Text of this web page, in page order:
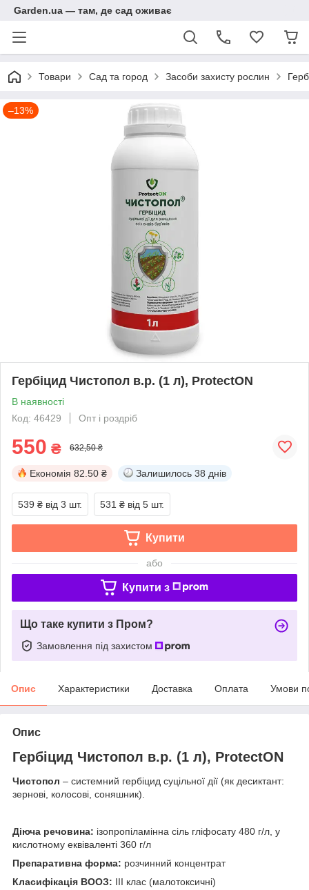
Garden.ua — там, де сад оживає
Товари Сад та город Засоби захисту рослин
–13%
Гербіцид Чистопол в.р. (1 л), ProtectON
В наявності
Код: 46429
Опт і роздріб
550 ₴ 632,50 ₴
Економія 82.50 ₴ Залишилось 38 днів
539 ₴ від 3 шт. 531 ₴ від 5 шт.
Купити
або
Купити з
Що таке купити з Пром?
Замовлення під захистом
Опис Характеристики Доставка Оплата Умови
Опис
Гербіцид Чистопол в.р. (1 л), ProtectON
Чистопол – системний гербіцид суцільної дії (як десиктант:
зернові, колосові, соняшник).
Діюча речовина: ізопропіламінна сіль гліфосату 480 г/л, у
кислотному еквіваленті 360 г/л
Препаративна форма: розчинний концентрат
Класифікація ВООЗ: ІІІ клас (малотоксичні)